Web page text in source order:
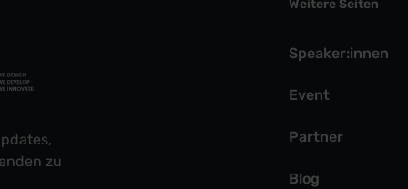
zu
Weitere Seiten
Speaker:innen
Event
Partner
Blog